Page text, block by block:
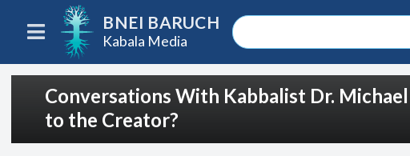
BNEI BARUCH
Kabala Media
Conversations With Kabbalist Dr.
to the Creator?